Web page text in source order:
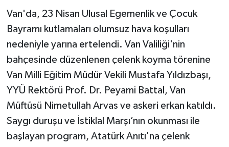
Van'da, 23 Nisan Ulusal Egemenlik ve Çocuk
Bayramı kutlamaları olumsuz hava koşulları
nedeniyle yarına ertelendi. Van Valiliği'nin
bahçesinde düzenlenen çelenk koyma törenine
Van Milli Eğitim Müdür Vekili Mustafa Yıldızbaşı,
YYÜ Rektörü Prof. Dr. Peyami Battal, Van
Müftüsü Nimetullah Arvas ve askeri erkan katıldı.
Saygı duruşu ve İstiklal Marşı’nın okunması ile
başlayan program, Atatürk Anıtı'na çelenk